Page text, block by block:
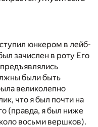
юнкером в лейб-
зачислен в роту Его
были быть
великолепно
что я был почти на
(правда, я был ниже
восьми вершков).